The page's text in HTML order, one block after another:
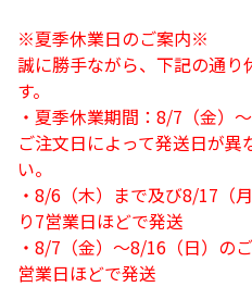
※夏季休業日のご案内※
誠に勝手ながら、下記の通り
す。
・夏季休業期間：8/7（金）
ご注文日によって発送日が異
い。
・8/6（木）まで及び8/17（
り7営業日ほどで発送
・8/7（金）～8/16（日）の
営業日ほどで発送